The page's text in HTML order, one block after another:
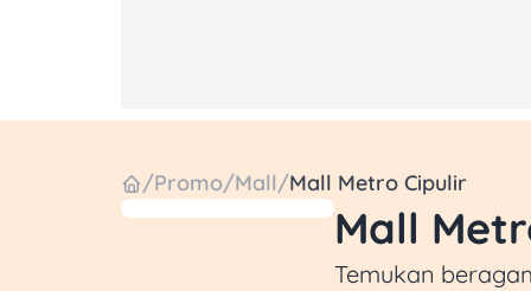
/Promo/Mall/Mall Metro Cipulir
Mall
Temukan